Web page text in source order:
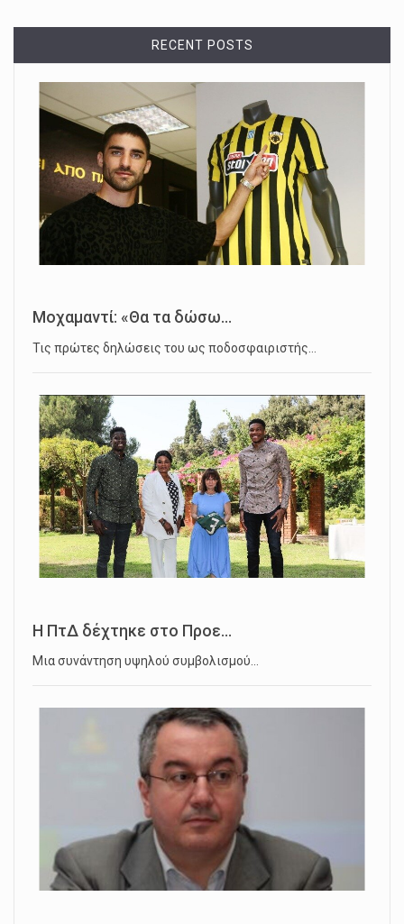
RECENT POSTS
Μοχαμαντί: «Θα τα δώσω...
Τις πρώτες δηλώσεις του ως ποδοσφαιριστής…
Η ΠτΔ δέχτηκε στο Προε...
Μια συνάντηση υψηλού συμβολισμού…